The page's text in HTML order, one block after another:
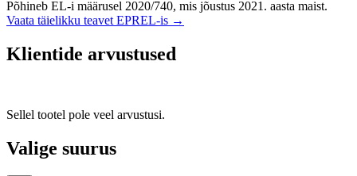
Põhineb EL-i määrusel 2020/740, mis jõustus 2021. aasta maist.
Vaata täielikku teavet EPREL-is →
Klientide arvustused
Sellel tootel pole veel arvustusi.
Valige suurus